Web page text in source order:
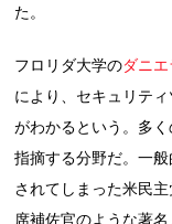
た。
フロリダ大学のダニ
により、セキュリテ
がわかるという。多
指摘する分野だ。一
されてしまった米民
席補佐官のような著